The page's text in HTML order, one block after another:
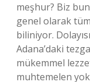
meşhur? Biz
genel olarak
biliniyor.
Adana’daki
mükemmel
muhtemelen